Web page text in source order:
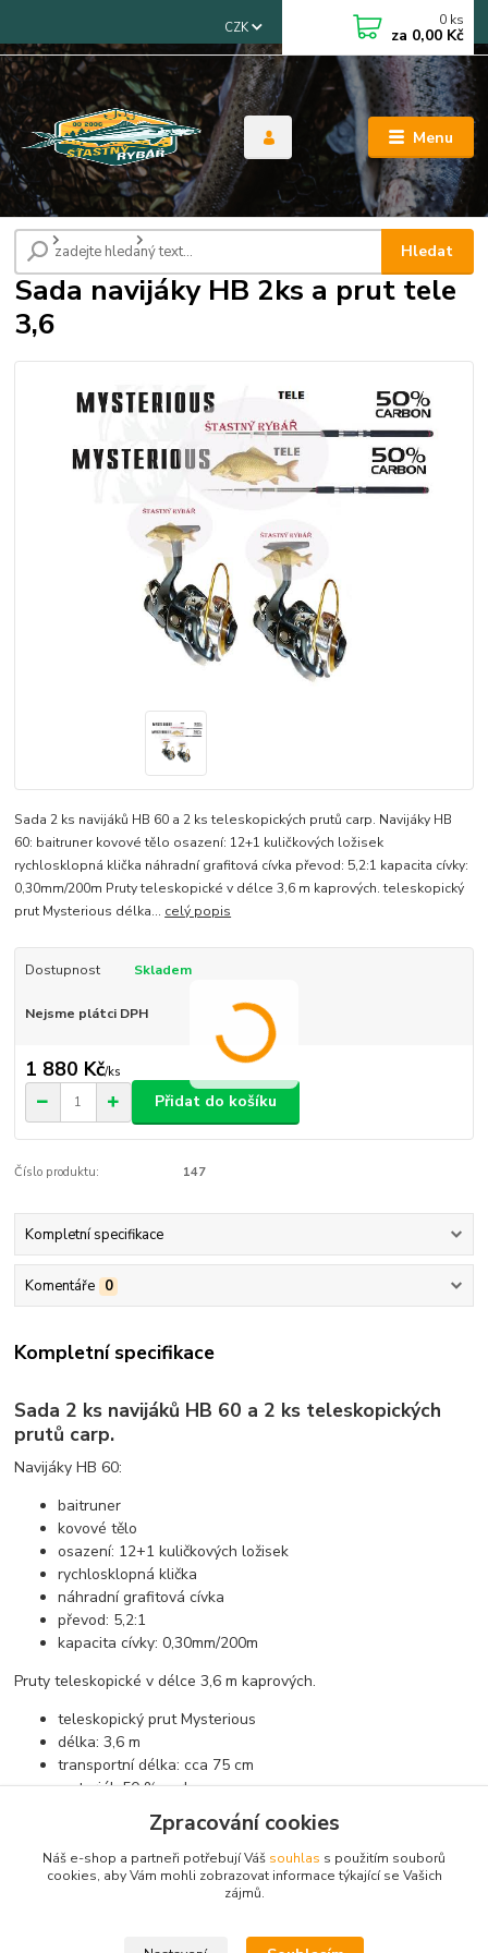
Menu
CZK
Hledat
0 ks
za 0,00 Kč
Úvod Akční sety Sada navijáky HB 2ks a prut tele 3,6
Sada navijáky HB 2ks a prut tele
3,6
Sada 2 ks navijáků HB 60 a 2 ks teleskopických prutů carp. Navijáky HB
60: baitruner kovové tělo osazení: 12+1 kuličkových ložisek
rychlosklopná klička náhradní grafitová cívka převod: 5,2:1 kapacita cívky:
0,30mm/200m Pruty teleskopické v délce 3,6 m kaprových. teleskopický
prut Mysterious délka... celý popis
Dostupnost Skladem
Nejsme plátci DPH
1 880 Kč/ks
Přidat do košíku
Číslo produktu: 147
Kompletní specifikace
Komentáře 0
Kompletní specifikace
Sada 2 ks navijáků HB 60 a 2 ks teleskopických
prutů carp.
Navijáky HB 60:
baitruner
kovové tělo
osazení: 12+1 kuličkových ložisek
rychlosklopná klička
náhradní grafitová cívka
převod: 5,2:1
kapacita cívky: 0,30mm/200m
Pruty teleskopické v délce 3,6 m kaprových.
teleskopický prut Mysterious
délka: 3,6 m
transportní délka: cca 75 cm
materiál: 50 % carbon
Zboží zařazeno v kategoriích
Zpracování cookies
Náš e-shop a partneři potřebují Váš souhlas s použitím souborů
cookies, aby Vám mohli zobrazovat informace týkající se Vašich
zájmů.